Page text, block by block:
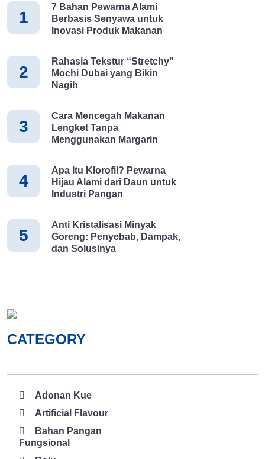
1
7 Bahan Pewarna Alami
Berbasis Senyawa untuk
Inovasi Produk Makanan
2
Rahasia Tekstur “Stretchy”
Mochi Dubai yang Bikin
Nagih
3
Cara Mencegah Makanan
Lengket Tanpa
Menggunakan Margarin
4
Apa Itu Klorofil? Pewarna
Hijau Alami dari Daun untuk
Industri Pangan
5
Anti Kristalisasi Minyak
Goreng: Penyebab, Dampak,
dan Solusinya
CATEGORY
Adonan Kue
Artificial Flavour
Bahan Pangan
Fungsional